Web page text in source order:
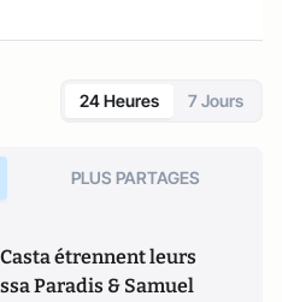
24 Heures 7 Jours
PLUS PARTAGES
étrennent leurs
Paradis & Samuel